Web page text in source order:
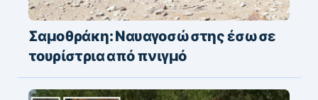
Σαμοθράκη: Nαυαγοσώστης έσωσε
τουρίστρια από πνιγμό